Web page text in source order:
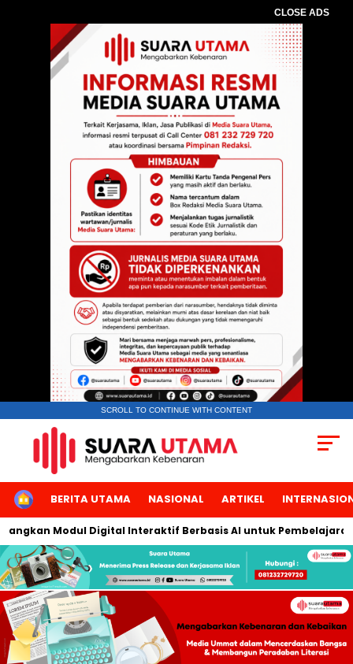
CLOSE ADS
SCROLL TO CONTINUE WITH CONTENT
HOMEBERITA UTAMA NASIONAL ARTIKEL
Modul Digital Interaktif Berbasis AI untuk Pembelajaran